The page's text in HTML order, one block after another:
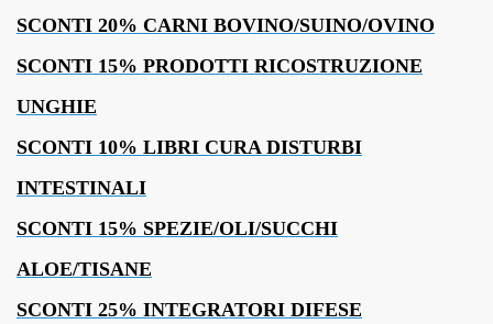
SCONTI 20% CARNI BOVINO/SUINO/OVINO
SCONTI 15% PRODOTTI RICOSTRUZIONE
UNGHIE
SCONTI 10% LIBRI CURA DISTURBI
INTESTINALI
SCONTI 15% SPEZIE/OLI/SUCCHI
ALOE/TISANE
SCONTI 25% INTEGRATORI DIFESE